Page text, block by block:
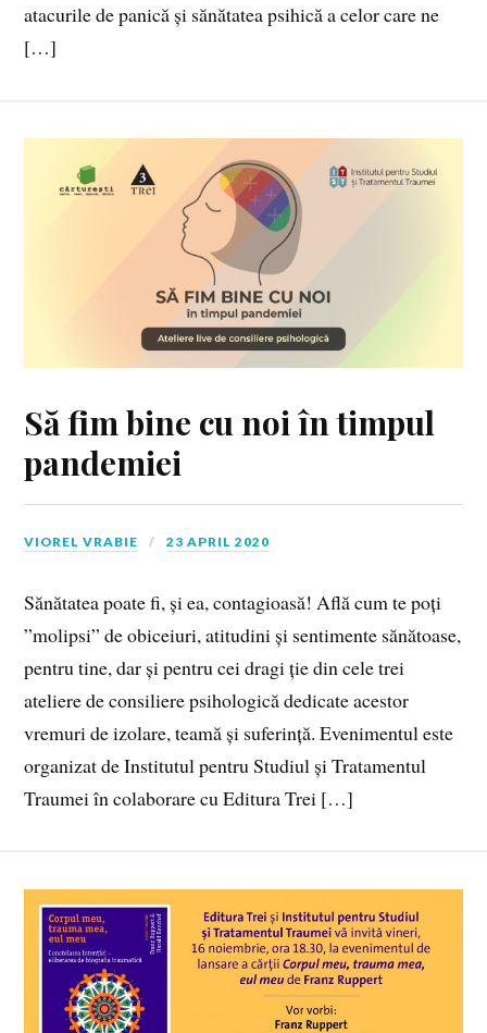
atacurile de panică și sănătatea psihică a celor care ne
[…]
Să fim bine cu noi în timpul
pandemiei
VIOREL VRABIE 23 APRIL 2020
Sănătatea poate fi, și ea, contagioasă! Află cum te poți
”molipsi” de obiceiuri, atitudini și sentimente sănătoase,
pentru tine, dar și pentru cei dragi ție din cele trei
ateliere de consiliere psihologică dedicate acestor
vremuri de izolare, teamă și suferință. Evenimentul este
organizat de Institutul pentru Studiul și Tratamentul
Traumei în colaborare cu Editura Trei […]